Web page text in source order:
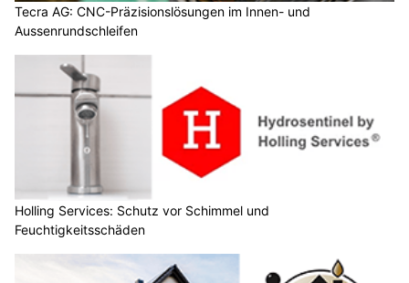
Tecra AG: CNC-Präzisionslösungen im Innen- und
Aussenrundschleifen
Holling Services: Schutz vor Schimmel und
Feuchtigkeitsschäden